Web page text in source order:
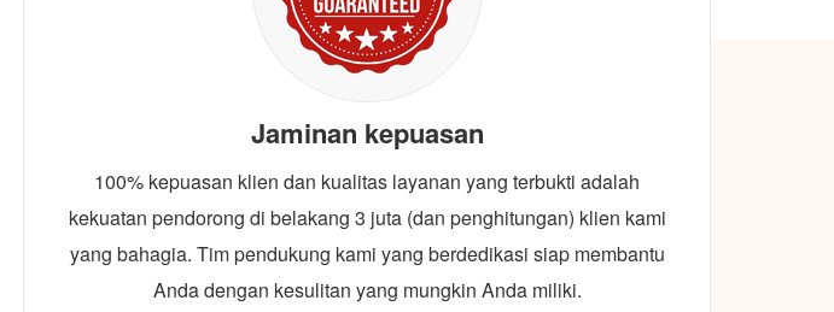
Jaminan kepuasan
100% kepuasan klien dan kualitas layanan yang terbukti adalah
kekuatan pendorong di belakang 3 juta (dan penghitungan) klien kami
yang bahagia. Tim pendukung kami yang berdedikasi siap membantu
Anda dengan kesulitan yang mungkin Anda miliki.